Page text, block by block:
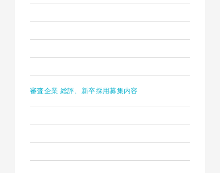
審査企業 総評、新卒採用募集内容